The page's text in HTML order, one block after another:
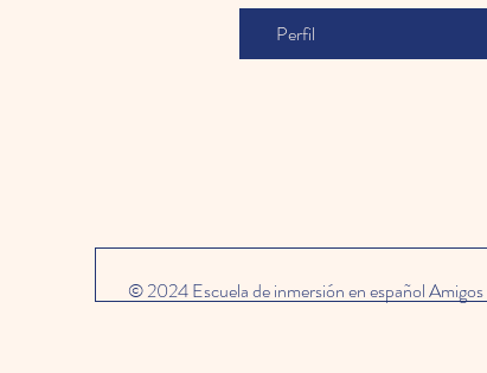
Perfil
© 2024 Escuela de inmersión en español